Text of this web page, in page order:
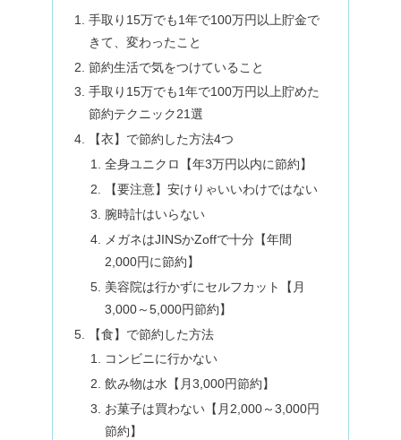
手取り15万でも1年で100万円以上貯金で
きて、変わったこと
節約生活で気をつけていること
手取り15万でも1年で100万円以上貯めた
節約テクニック21選
【衣】で節約した方法4つ
全身ユニクロ【年3万円以内に節約】
【要注意】安けりゃいいわけではない
腕時計はいらない
メガネはJINSかZoffで十分【年間
2,000円に節約】
美容院は行かずにセルフカット【月
3,000～5,000円節約】
【食】で節約した方法
コンビニに行かない
飲み物は水【月3,000円節約】
お菓子は買わない【月2,000～3,000円
節約】